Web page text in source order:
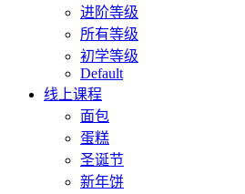
进阶等级
所有等级
初学等级
Default
线上课程
面包
蛋糕
圣诞节
新年饼